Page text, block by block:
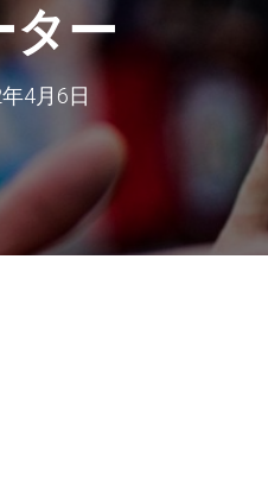
ター
4月6日